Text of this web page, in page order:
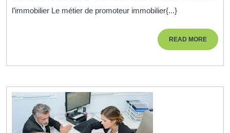
Développez
vos
compétences
de
l’immobilier
l’immobilier Le métier de promoteur immobilier{...}
READ MOREREAD
MORE